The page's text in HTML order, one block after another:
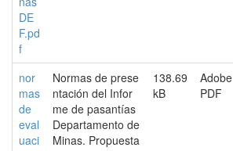
DE
F.pd
f
nor
mas
de
eval
uaci
Normas de prese
ntación del Infor
me de pasantías
Departamento de
Minas. Propuesta
138.69
kB
Adobe
PDF